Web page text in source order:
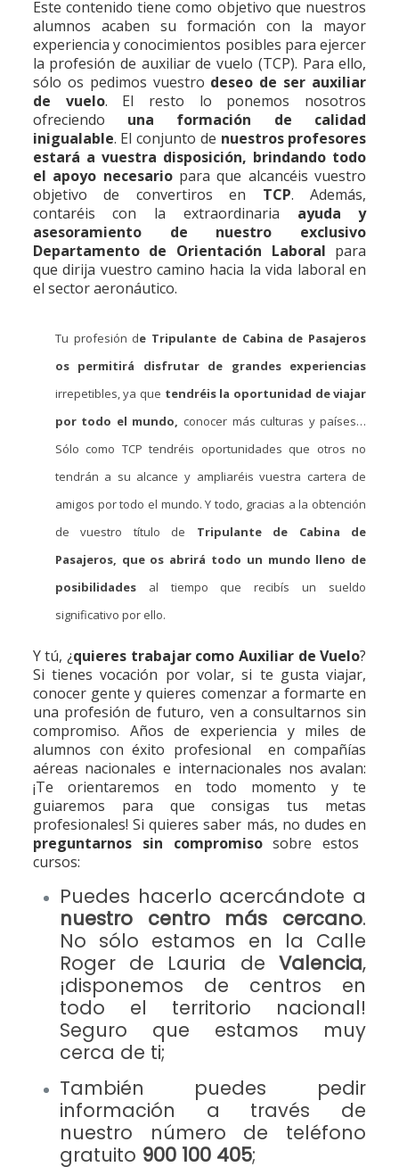
Este contenido tiene como objetivo que nuestros
alumnos acaben su formación con la mayor
experiencia y conocimientos posibles para ejercer
la profesión de auxiliar de vuelo (TCP). Para ello,
sólo os pedimos vuestro deseo de ser auxiliar
de vuelo. El resto lo ponemos nosotros
ofreciendo una formación de calidad
inigualable. El conjunto de nuestros profesores
estará a vuestra disposición, brindando todo
el apoyo necesariopara que alcancéis vuestro
objetivo de convertiros en TCP. Además,
contaréis con la extraordinaria ayuda y
asesoramiento de nuestro exclusivo
Departamento de Orientación Laboral para
que dirija vuestro camino hacia la vida laboral en
el sector aeronáutico.
Tu profesión de Tripulante de Cabina de Pasajeros
os permitirá disfrutar de grandes experiencias
irrepetibles, ya que tendréis la oportunidad de viajar
por todo el mundo, conocer más culturas y países…
Sólo como TCP tendréis oportunidades que otros no
tendrán a su alcance y ampliaréis vuestra cartera de
amigos por todo el mundo. Y todo, gracias a la obtención
de vuestro título de Tripulante de Cabina de
Pasajeros, que os abrirá todo un mundo lleno de
posibilidadesal tiempo que recibís un sueldo
significativo por ello.
Y tú, ¿quieres trabajar como Auxiliar de Vuelo?
Si tienes vocación por volar, si te gusta viajar,
conocer gente y quieres comenzar a formarte en
una profesión de futuro, ven a consultarnos sin
compromiso. Años de experiencia y miles de
alumnos con éxito profesional en compañías
aéreas nacionales e internacionales nos avalan:
¡Te orientaremos en todo momento y te
guiaremos para que consigas tus metas
profesionales! Si quieres saber más, no dudes en
preguntarnos sin compromisosobre estos
cursos:
Puedes hacerlo acercándote a
nuestro centro más cercano.
No sólo estamos en la Calle
Roger de Lauria deValencia,
¡disponemos de centros en
todo el territorio nacional!
Seguro que estamos muy
cerca de ti;
También puedes pedir
información a través de
nuestro número de teléfono
gratuito 900 100 405;